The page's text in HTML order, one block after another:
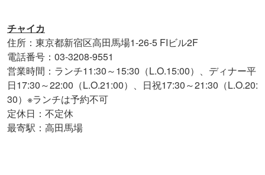
チャイカ
住所：東京都新宿区高田馬場1-26-5 FIビル2F
電話番号：03-3208-9551
営業時間：ランチ11:30～15:30（L.O.15:00）、ディナー平
日17:30～22:00（L.O.21:00）、日祝17:30～21:30（L.O.20:
30）※ランチは予約不可
定休日：不定休
最寄駅：高田馬場